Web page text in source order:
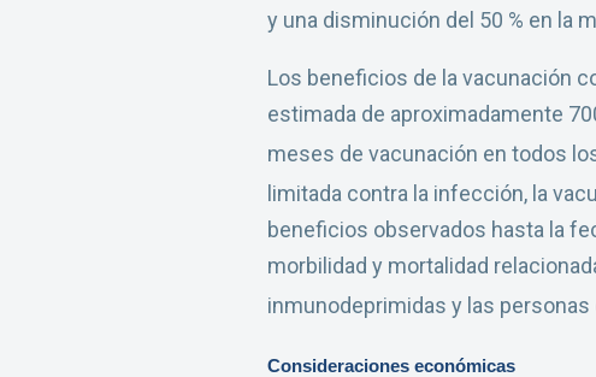
y una disminución del 50 % en la
Los beneficios de la vacunación
estimada de aproximadamente
meses de vacunación en todos
limitada contra la infección, la
beneficios observados hasta la
morbilidad y mortalidad
inmunodeprimidas y las
Consideraciones económicas